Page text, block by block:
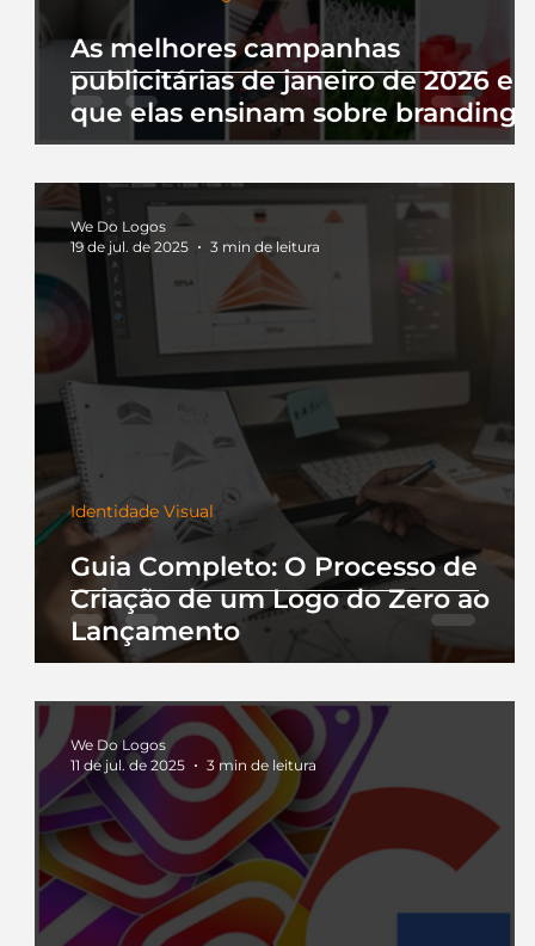
As melhores campanhas
publicitárias de janeiro de 2026 e
que elas ensinam sobre branding
Guia Completo: O Processo de
Criação de um Logo do Zero ao
Lançamento
Identidade Visual
We Do Logos
19 de jul. de 2025
3 min de leitura
We Do Logos
11 de jul. de 2025
3 min de leitura